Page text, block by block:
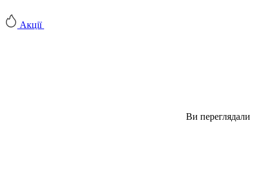
Акції
Ви переглядали